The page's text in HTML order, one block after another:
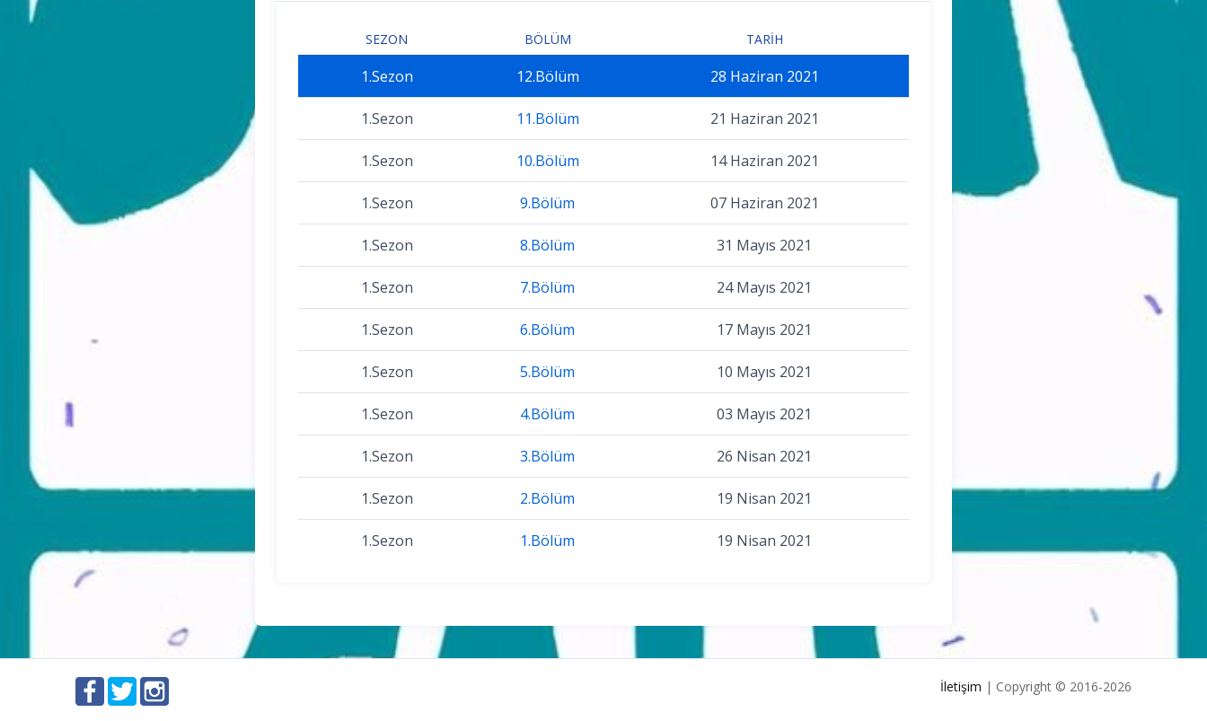
SEZON BÖLÜM TARIH
1.Sezon 12.Bölüm 28 Haziran 2021
1.Sezon 11.Bölüm 21 Haziran 2021
1.Sezon 10.Bölüm 14 Haziran 2021
1.Sezon 9.Bölüm 07 Haziran 2021
1.Sezon 8.Bölüm 31 Mayıs 2021
1.Sezon 7.Bölüm 24 Mayıs 2021
1.Sezon 6.Bölüm 17 Mayıs 2021
1.Sezon 5.Bölüm 10 Mayıs 2021
1.Sezon 4.Bölüm 03 Mayıs 2021
1.Sezon 3.Bölüm 26 Nisan 2021
1.Sezon 2.Bölüm 19 Nisan 2021
1.Sezon 1.Bölüm 19 Nisan 2021
İletişim | Copyright © 2016-2026